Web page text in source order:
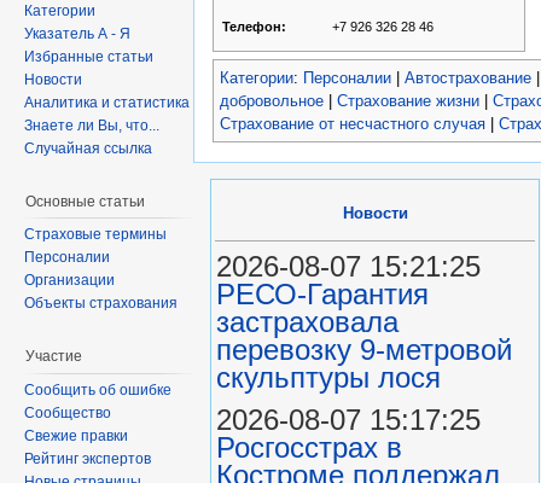
Телефон: +7 926 326 28 46
Категории: Персоналии | Автострахование
добровольное | Страхование жизни |
Страхование от несчастного случая |
Категории
Указатель А - Я
Избранные статьи
Новости
Аналитика и статистика
Знаете ли Вы, что...
Случайная ссылка
Основные статьи
Страховые термины
Персоналии
Организации
Объекты страхования
Участие
Сообщить об ошибке
Сообщество
Свежие правки
Рейтинг экспертов
Новости
2026-08-07 15:21:25
РЕСО-Гарантия
застраховала
перевозку 9-метровой
скульптуры лося
2026-08-07 15:17:25
Росгосстрах в
Костроме поддержал